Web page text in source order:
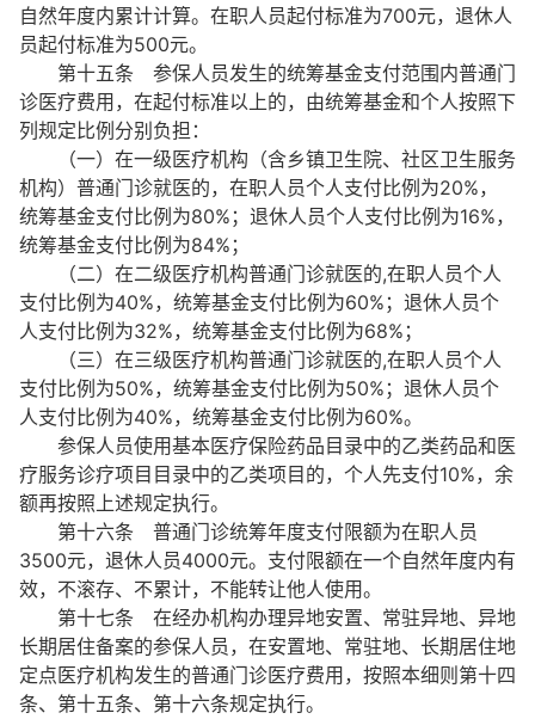
自然年度内累计计算。在职人员起付标准为700元，退休人
员起付标准为500元。
第十五条 参保人员发生的统筹基金支付范围内普通门
诊医疗费用，在起付标准以上的，由统筹基金和个人按照下
列规定比例分别负担：
（一）在一级医疗机构（含乡镇卫生院、社区卫生服务
机构）普通门诊就医的，在职人员个人支付比例为20%，
统筹基金支付比例为80%；退休人员个人支付比例为16%，
统筹基金支付比例为84%；
（二）在二级医疗机构普通门诊就医的,在职人员个人
支付比例为40%，统筹基金支付比例为60%；退休人员个
人支付比例为32%，统筹基金支付比例为68%；
（三）在三级医疗机构普通门诊就医的,在职人员个人
支付比例为50%，统筹基金支付比例为50%；退休人员个
人支付比例为40%，统筹基金支付比例为60%。
参保人员使用基本医疗保险药品目录中的乙类药品和医
疗服务诊疗项目目录中的乙类项目的，个人先支付10%，余
额再按照上述规定执行。
第十六条 普通门诊统筹年度支付限额为在职人员
3500元，退休人员4000元。支付限额在一个自然年度内有
效，不滚存、不累计，不能转让他人使用。
第十七条 在经办机构办理异地安置、常驻异地、异地
长期居住备案的参保人员，在安置地、常驻地、长期居住地
定点医疗机构发生的普通门诊医疗费用，按照本细则第十四
条、第十五条、第十六条规定执行。